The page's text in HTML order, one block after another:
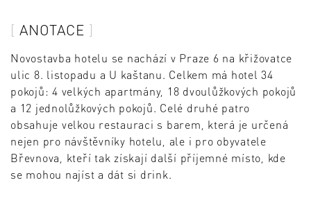
ANOTACE
Novostavba hotelu se nachází v Praze 6 na křižovatce
ulic 8. listopadu a U kaštanu. Celkem má hotel 34
pokojů: 4 velkých apartmány, 18 dvoulůžkových pokojů
a 12 jednolůžkových pokojů. Celé druhé patro
obsahuje velkou restauraci s barem, která je určená
nejen pro návštěvníky hotelu, ale i pro obyvatele
Břevnova, kteří tak získají další příjemné místo, kde
se mohou najíst a dát si drink.